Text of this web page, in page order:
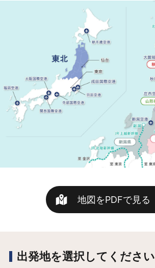
地図をPDFで見る
出発地を選択してください